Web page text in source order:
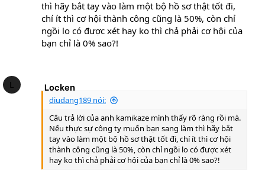
thì hãy bắt tay vào làm một bộ hồ sơ thật tốt đi,
chí ít thì cơ hội thành công cũng là 50%, còn chỉ
ngồi lo có được xét hay ko thì chả phải cơ hội của
bạn chỉ là 0% sao?!
L Locken
diudang189 nói:
Câu trả lời của anh kamikaze mình thấy rõ ràng rồi mà.
Nếu thực sự công ty muốn bạn sang làm thì hãy bắt
tay vào làm một bộ hồ sơ thật tốt đi, chí ít thì cơ hội
thành công cũng là 50%, còn chỉ ngồi lo có được xét
hay ko thì chả phải cơ hội của bạn chỉ là 0% sao?!